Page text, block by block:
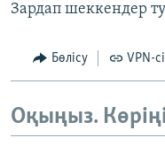
Зардап шеккендер
Бөлісу VPN-
Оқыңыз.